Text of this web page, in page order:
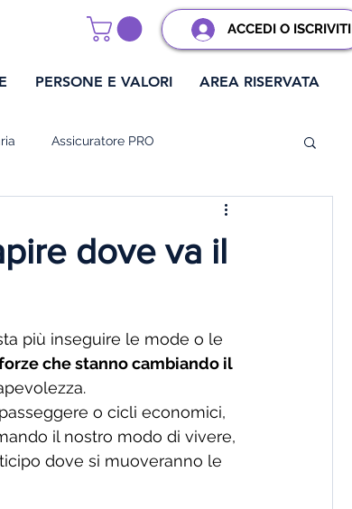
ACCEDI O ISCRIVITI
PERSONE E VALORI AREA RISERVATA
Assicuratore PRO
dove va il
più inseguire le mode o le
che stanno cambiando il
o cicli economici,
il nostro modo di vivere,
dove si muoveranno le